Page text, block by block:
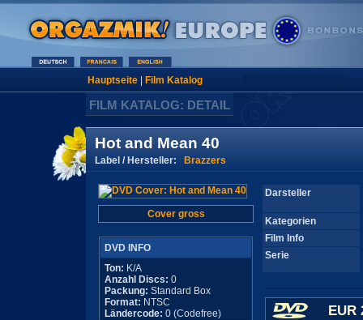
Hauptseite| Film Katalog
FILM KATALOG: DETAIL
Hot and Mean 40
Label / Hersteller: Brazzers
Cover gross
DVD INFO
Ton: K/A
Anzahl Discs: 0
Packung: Standard Box
Format: NTSC
Ländercode: 0 (Codefree)
Darsteller
Kategorien
Film Info
Serie
EUR